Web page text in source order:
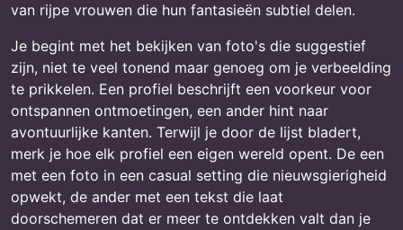
van rijpe vrouwen die hun fantasieën subtiel delen.
Je begint met het bekijken van foto's die suggestief
zijn, niet te veel tonend maar genoeg om je verbeelding
te prikkelen. Een profiel beschrijft een voorkeur voor
ontspannen ontmoetingen, een ander hint naar
avontuurlijke kanten. Terwijl je door de lijst bladert,
merk je hoe elk profiel een eigen wereld opent. De een
met een foto in een casual setting die nieuwsgierigheid
opwekt, de ander met een tekst die laat
doorschemeren dat er meer te ontdekken valt dan je